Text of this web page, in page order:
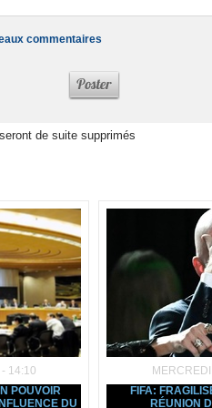
commentaires
de suite supprimés
14:10
POUVOIR
DU
FIFA:
RÉUNION